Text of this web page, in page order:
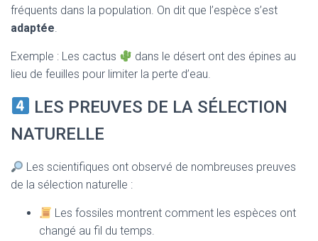
fréquents dans la population. On dit que l’espèce s’est
adaptée.
Exemple : Les cactus
dans le désert ont des épines au
lieu de feuilles pour limiter la perte d’eau.
LES PREUVES DE LA SÉLECTION
NATURELLE
Les scientifiques ont observé de nombreuses preuves
de la sélection naturelle :
Les fossiles montrent comment les espèces ont
changé au fil du temps.